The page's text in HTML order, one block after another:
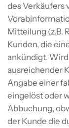
des Verkäufers
Mitteilung (z.B.
Kunden, die
ankündigt.
ausreichender
Angabe einer
eingelöst oder
Abbuchung,
der Kunde die